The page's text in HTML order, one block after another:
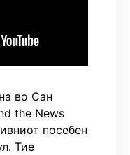
во Сан
the News
посебен
Тие